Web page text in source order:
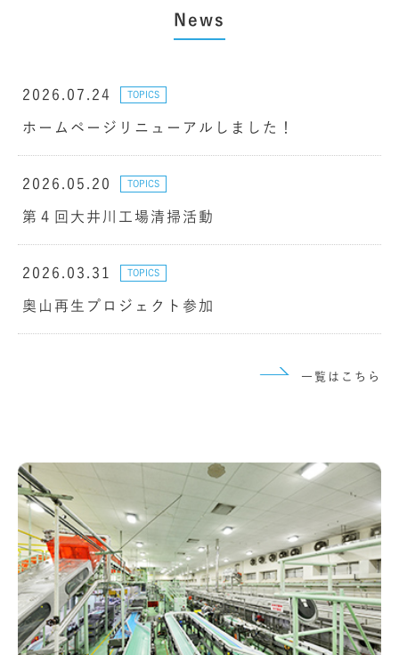
News
2026.07.24 TOPICS
ホームページリニューアルしました！
2026.05.20 TOPICS
第４回大井川工場清掃活動
2026.03.31 TOPICS
奥山再生プロジェクト参加
一覧はこちら